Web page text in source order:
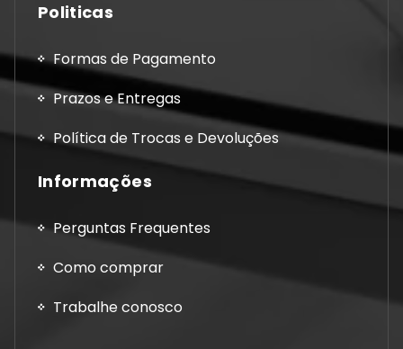
Politicas
Formas de Pagamento
Prazos e Entregas
Política de Trocas e Devoluções
Informações
Perguntas Frequentes
Como comprar
Trabalhe conosco